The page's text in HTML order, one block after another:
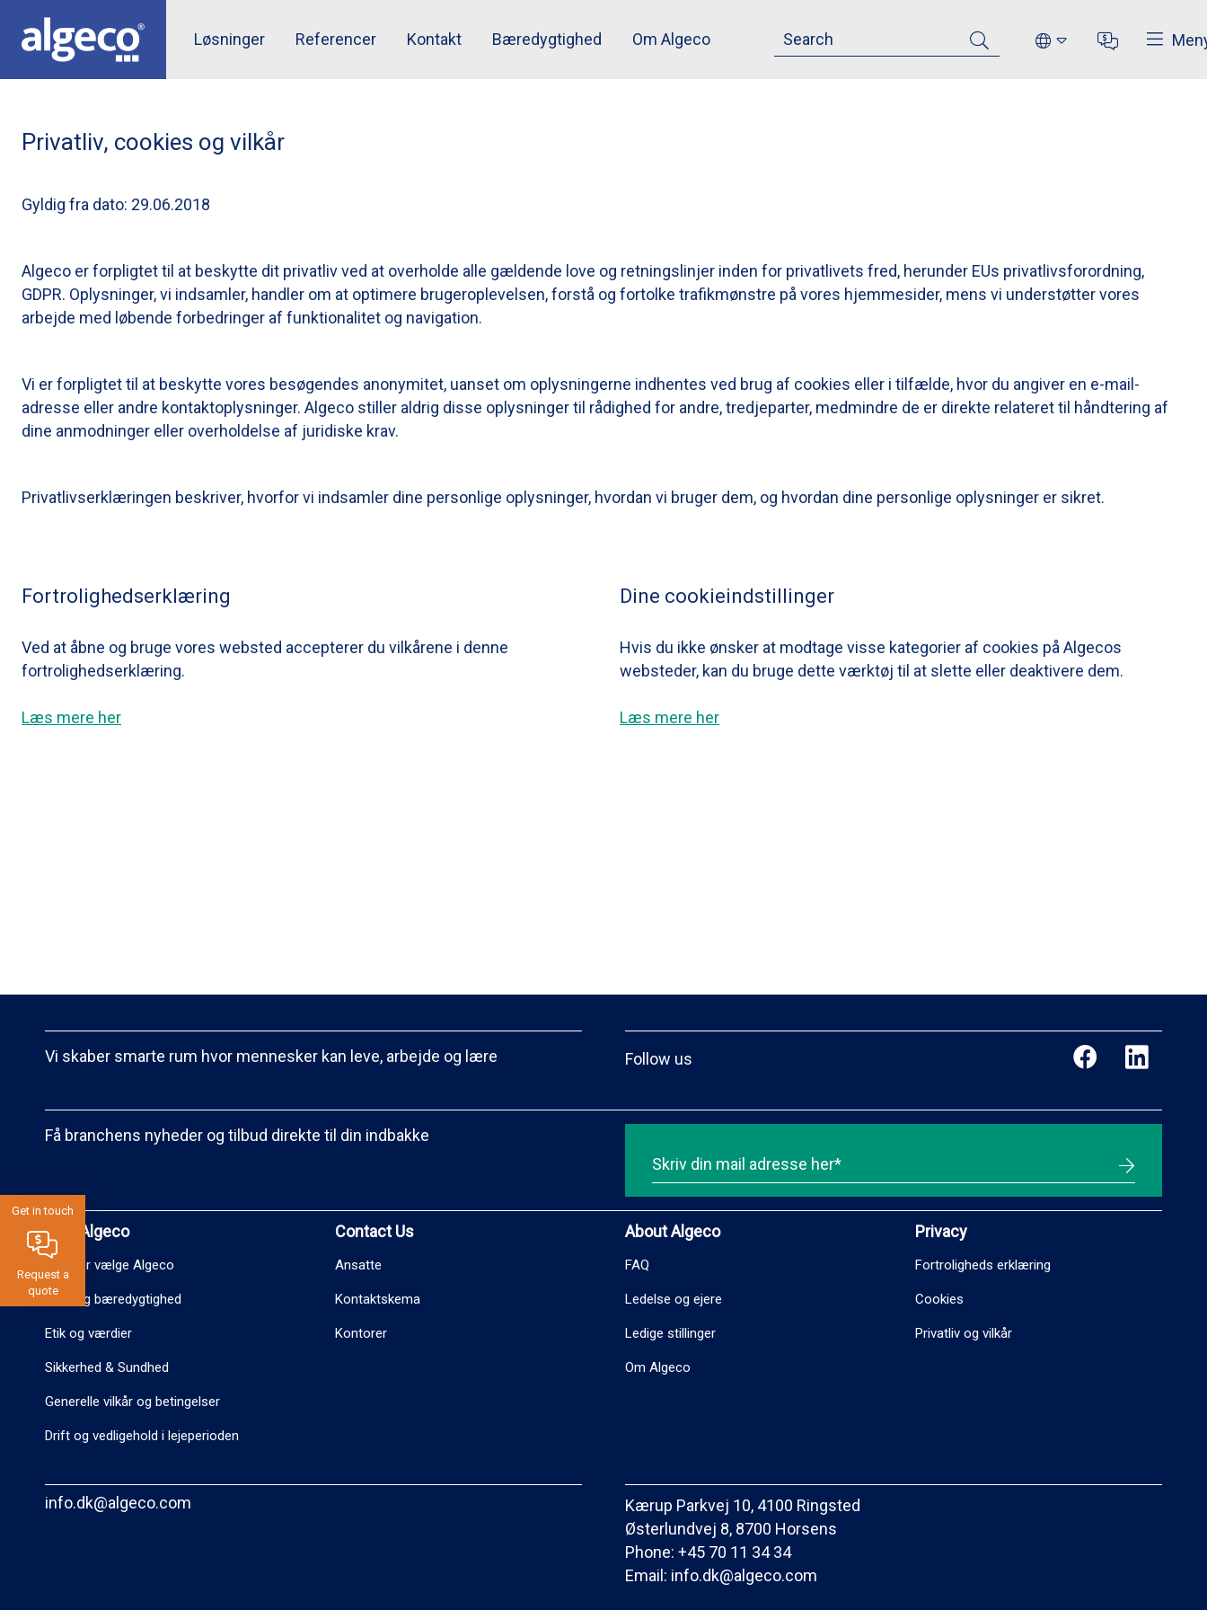
main
content
TopLøsninger Referencer Kontakt Bæredygtighed Om Algeco
Get in touch
Request a
quote
Privatliv, cookies og vilkår
Gyldig fra dato: 29.06.2018
Algeco er forpligtet til at beskytte dit privatliv ved at overholde alle gældende love og retningslinjer inden for privatlivets fred, herunder EUs privatlivsforordning,
GDPR. Oplysninger, vi indsamler, handler om at optimere brugeroplevelsen, forstå og fortolke trafikmønstre på vores hjemmesider, mens vi understøtter vores
arbejde med løbende forbedringer af funktionalitet og navigation.
Vi er forpligtet til at beskytte vores besøgendes anonymitet, uanset om oplysningerne indhentes ved brug af cookies eller i tilfælde, hvor du angiver en e-mail-
adresse eller andre kontaktoplysninger. Algeco stiller aldrig disse oplysninger til rådighed for andre, tredjeparter, medmindre de er direkte relateret til håndtering af
dine anmodninger eller overholdelse af juridiske krav.
Privatlivserklæringen beskriver, hvorfor vi indsamler dine personlige oplysninger, hvordan vi bruger dem, og hvordan dine personlige oplysninger er sikret.
Fortrolighedserklæring
Ved at åbne og bruge vores websted accepterer du vilkårene i denne
fortrolighedserklæring.
Læs mere her
Dine cookieindstillinger
Hvis du ikke ønsker at modtage visse kategorier af cookies på Algecos
websteder, kan du bruge dette værktøj til at slette eller deaktivere dem.
Læs mere her
Vi skaber smarte rum hvor mennesker kan leve, arbejde og lære Follow us
Få branchens nyheder og tilbud direkte til din indbakke
Why Algeco
Hvorfor vælge Algeco
Miljø og bæredygtighed
Etik og værdier
Sikkerhed & Sundhed
Generelle vilkår og betingelser
Drift og vedligehold i lejeperioden
Contact Us
Ansatte
Kontaktskema
Kontorer
About Algeco
FAQ
Ledelse og ejere
Ledige stillinger
Om Algeco
Privacy
Fortroligheds erklæring
Cookies
Privatliv og vilkår
info.dk@algeco.com
Kærup Parkvej 10, 4100 Ringsted
Østerlundvej 8, 8700 Horsens
Phone: +45 70 11 34 34
Email: info.dk@algeco.com